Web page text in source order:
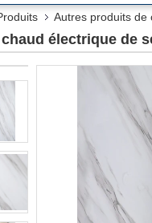
Autres produits de
électrique de